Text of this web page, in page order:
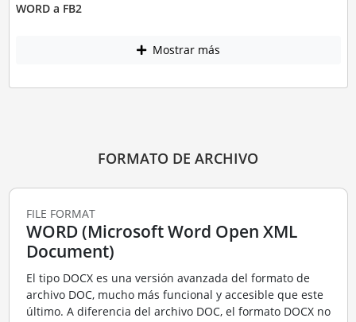
WORD a FB2
Mostrar más
FORMATO DE ARCHIVO
FILE FORMAT
WORD (Microsoft Word Open XML
Document)
El tipo DOCX es una versión avanzada del formato de
archivo DOC, mucho más funcional y accesible que este
último. A diferencia del archivo DOC, el formato DOCX no